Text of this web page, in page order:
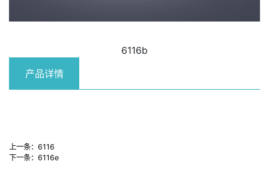
6116b
产品详情
上一条： 6116
下一条： 6116e